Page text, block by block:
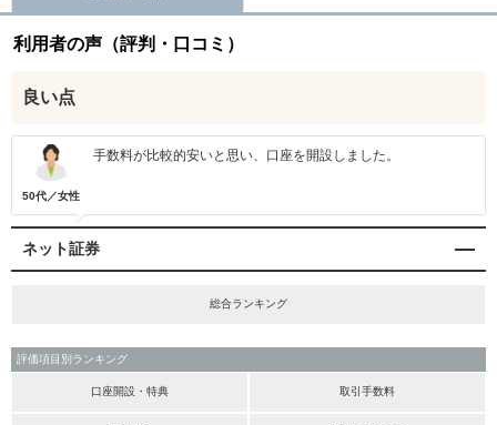
利用者の声（評判・口コミ）
良い点
50代／女性
手数料が比較的安いと思い、口座を開設しました。
ネット証券
総合ランキング
評価項目別ランキング
口座開設・特典 取引手数料